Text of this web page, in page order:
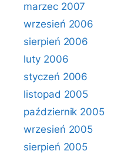
marzec 2007
wrzesień 2006
sierpień 2006
luty 2006
styczeń 2006
listopad 2005
październik 2005
wrzesień 2005
sierpień 2005